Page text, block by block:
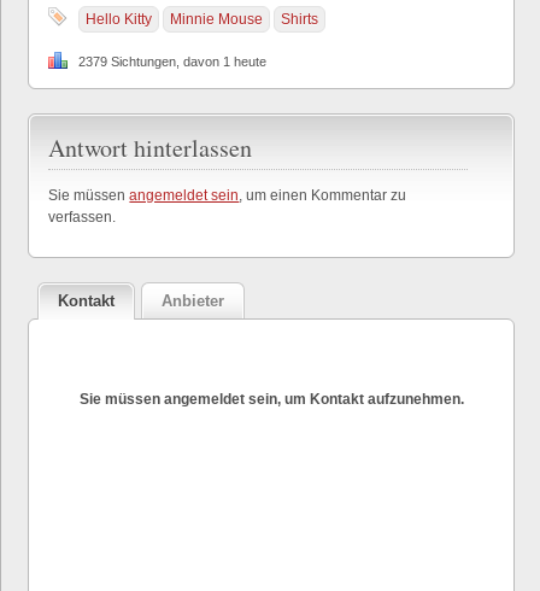
Hello Kitty Minnie Mouse Shirts
2379 Sichtungen, davon 1 heute
Antwort hinterlassen
Sie müssenangemeldet sein, um einen Kommentar zu
verfassen.
Kontakt Anbieter
Sie müssen angemeldet sein, um Kontakt aufzunehmen.